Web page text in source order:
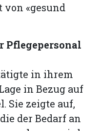
von «gesund
Pflegepersonal
in ihrem
in Bezug auf
Sie zeigte auf,
der Bedarf an